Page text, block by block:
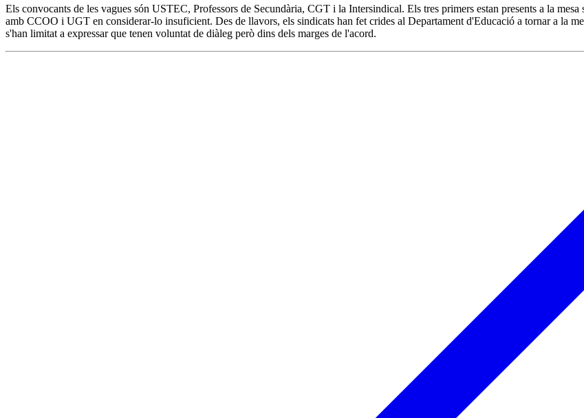
Els convocants de les vagues són USTEC, Professors de Secundària, CGT i la Intersindical. Els tres primers estan presents a la
amb CCOO i UGT en considerar-lo insuficient. Des de llavors, els sindicats han fet crides al Departament d'Educació a tornar a la
s'han limitat a expressar que tenen voluntat de diàleg però dins dels marges de l'acord.